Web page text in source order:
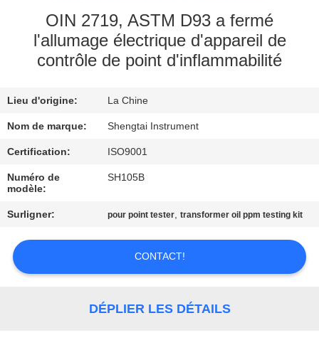
VISITE
D'USINE
DE
QUALITÉ
CONTACTEZ-
NOUS
DEMANDEZ
OIN 2719, ASTM D93 a fermé
l'allumage électrique d'appareil de
contrôle de point d'inflammabilité
Lieu d'origine: La Chine
Nom de marque: Shengtai Instrument
Certification: ISO9001
Numéro de
modèle:
SH105B
Surligner: pour point tester,transformer oil ppm testing kit
CONTACT!
DÉPLIER LES DÉTAILS